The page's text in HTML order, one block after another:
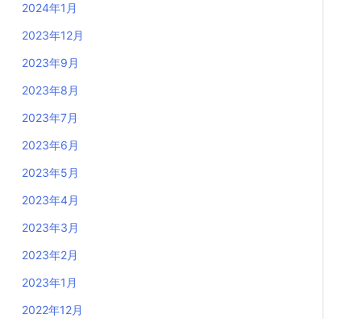
2024年1月
2023年12月
2023年9月
2023年8月
2023年7月
2023年6月
2023年5月
2023年4月
2023年3月
2023年2月
2023年1月
2022年12月